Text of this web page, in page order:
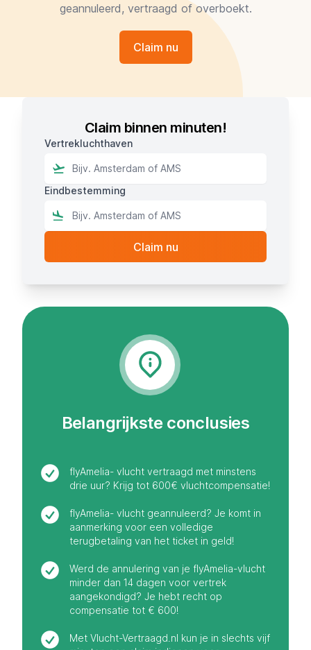
geannuleerd, vertraagd of overboekt.
Claim nu
Claim binnen minuten!
Vertrekluchthaven
Eindbestemming
Belangrijkste conclusies
flyAmelia- vlucht vertraagd met minstens
drie uur? Krijg tot 600€ vluchtcompensatie!
flyAmelia- vlucht geannuleerd? Je komt in
aanmerking voor een volledige
terugbetaling van het ticket in geld!
Werd de annulering van je flyAmelia-vlucht
minder dan 14 dagen voor vertrek
aangekondigd? Je hebt recht op
compensatie tot € 600!
Met Vlucht-Vertraagd.nl kun je in slechts vijf